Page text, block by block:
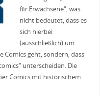
für Erwachsene“, was
nicht bedeutet, dass es
sich hierbei
(ausschließlich) um
Comics geht, sondern, dass
unterscheiden. Die
Comics mit historischem